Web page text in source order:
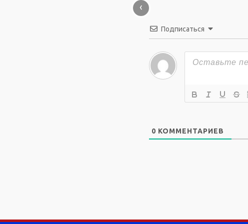
‹
Подписаться
0 КОММЕНТАРИЕВ